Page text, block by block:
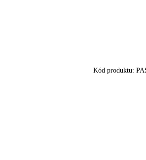
Kód produktu: